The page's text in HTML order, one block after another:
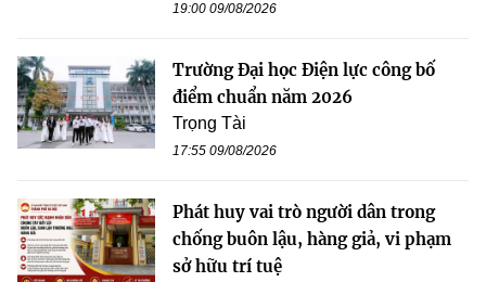
19:00 09/08/2026
Trường Đại học Điện lực công bố
điểm chuẩn năm 2026
Trọng Tài
17:55 09/08/2026
Phát huy vai trò người dân trong
chống buôn lậu, hàng giả, vi phạm
sở hữu trí tuệ